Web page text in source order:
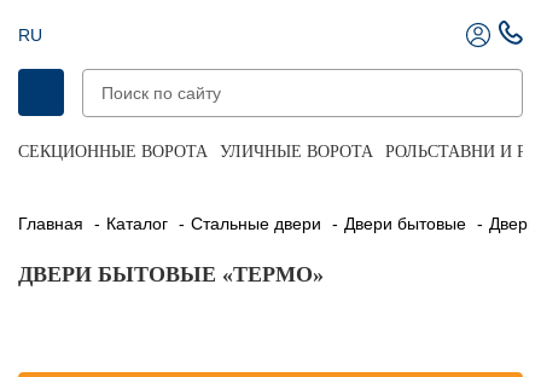
RU
СЕКЦИОННЫЕ ВОРОТА УЛИЧНЫЕ ВОРОТА РОЛЬСТАВНИ И
Главная Каталог Стальные двери Двери бытовые
ДВЕРИ БЫТОВЫЕ «ТЕРМО»